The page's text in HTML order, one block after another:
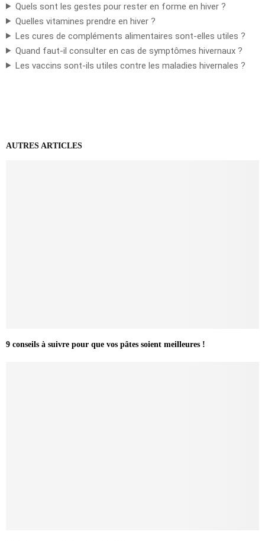
Quels sont les gestes pour rester en forme en hiver ?
Quelles vitamines prendre en hiver ?
Les cures de compléments alimentaires sont-elles utiles ?
Quand faut-il consulter en cas de symptômes hivernaux ?
Les vaccins sont-ils utiles contre les maladies hivernales ?
AUTRES ARTICLES
9 conseils à suivre pour que vos pâtes soient meilleures !